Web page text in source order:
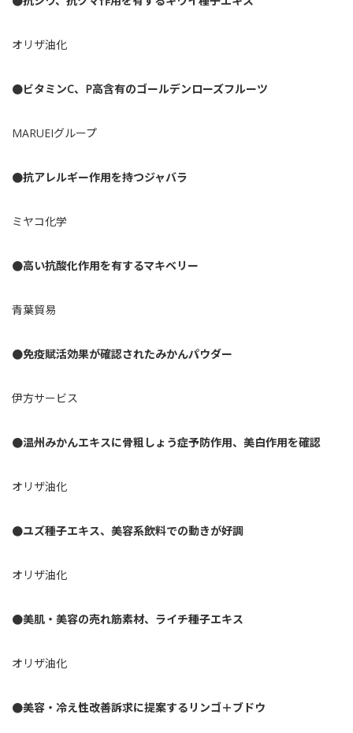
オリザ油化
●ビタミンC、P高含有のゴールデンローズフルーツ
MARUEIグループ
●抗アレルギー作用を持つジャバラ
ミヤコ化学
●高い抗酸化作用を有するマキベリー
青葉貿易
●免疫賦活効果が確認されたみかんパウダー
伊方サービス
●温州みかんエキスに骨粗しょう症予防作用、美白作用を確認
オリザ油化
●ユズ種子エキス、美容系飲料での動きが好調
オリザ油化
●美肌・美容の売れ筋素材、ライチ種子エキス
オリザ油化
●美容・冷え性改善訴求に提案するリンゴ＋ブドウ